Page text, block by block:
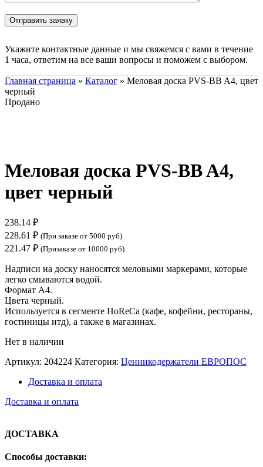
Укажите контактные данные и мы свяжемся с вами в течение
1 часа, ответим на все ваши вопросы и поможем с выбором.
Главная страница » Каталог » Меловая доска PVS-BB A4, цвет
черный
Продано
Меловая доска PVS-BB A4,
цвет черный
238.14 ₽
228.61 ₽ (При заказе от 5000 руб)
221.47 ₽ (Призаказе от 10000 руб)
Надписи на доску наносятся меловыми маркерами, которые
легко смываются водой.
Формат А4.
Цвета черный.
Используется в сегменте HoReCa (кафе, кофейни, рестораны,
гостиницы итд), а также в магазинах.
Нет в наличии
Артикул: 204224 Категория: Ценникодержатели ЕВРОПОС
Доставка и оплата
Доставка и оплата
ДОСТАВКА
Способы доставки: